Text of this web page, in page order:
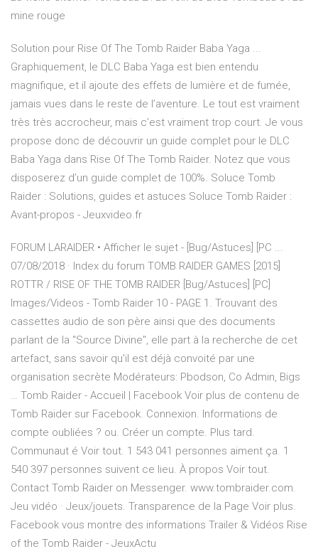
mine rouge
Solution pour Rise Of The Tomb Raider Baba Yaga ...
Graphiquement, le DLC Baba Yaga est bien entendu
magnifique, et il ajoute des effets de lumière et de fumée,
jamais vues dans le reste de l’aventure. Le tout est vraiment
très très accrocheur, mais c’est vraiment trop court. Je vous
propose donc de découvrir un guide complet pour le DLC
Baba Yaga dans Rise Of The Tomb Raider. Notez que vous
disposerez d’un guide complet de 100%. Soluce Tomb
Raider : Solutions, guides et astuces Soluce Tomb Raider :
Avant-propos - Jeuxvideo.fr
FORUM LARAIDER • Afficher le sujet - [Bug/Astuces] [PC ...
07/08/2018 · Index du forum TOMB RAIDER GAMES [2015]
ROTTR / RISE OF THE TOMB RAIDER [Bug/Astuces] [PC]
Images/Videos - Tomb Raider 10 - PAGE 1. Trouvant des
cassettes audio de son père ainsi que des documents
parlant de la "Source Divine", elle part à la recherche de cet
artefact, sans savoir qu'il est déjà convoité par une
organisation secrète Modérateurs: Pbodson, Co Admin, Bigs
… Tomb Raider - Accueil | Facebook Voir plus de contenu de
Tomb Raider sur Facebook. Connexion. Informations de
compte oubliées ? ou. Créer un compte. Plus tard.
Communaut é Voir tout. 1 543 041 personnes aiment ça. 1
540 397 personnes suivent ce lieu. À propos Voir tout.
Contact Tomb Raider on Messenger. www.tombraider.com.
Jeu vidéo · Jeux/jouets. Transparence de la Page Voir plus.
Facebook vous montre des informations Trailer & Vidéos Rise
of the Tomb Raider - JeuxActu